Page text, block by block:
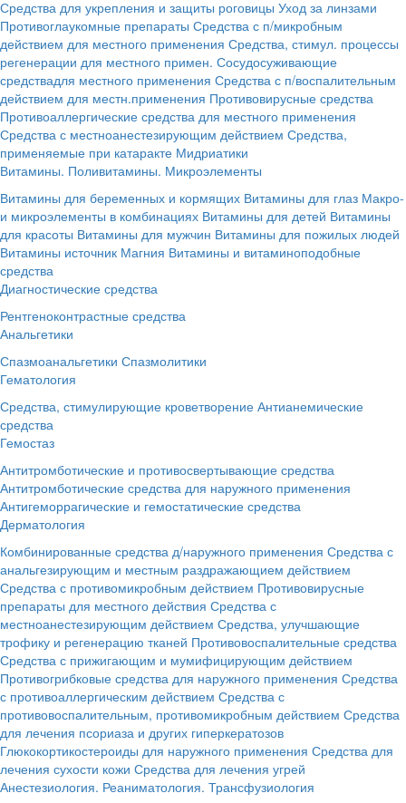
Средства для укрепления и защиты роговицы Уход за линзами
Противоглаукомные препараты Средства с п/микробным
действием для местного применения Средства, стимул. процессы
регенерации для местного примен. Сосудосуживающие
средствадля местного применения Средства с п/воспалительным
действием для местн.применения Противовирусные средства
Противоаллергические средства для местного применения
Средства с местноанестезирующим действием Средства,
применяемые при катаракте Мидриатики
Витамины. Поливитамины. Микроэлементы
Витамины для беременных и кормящих Витамины для глаз Макро-
и микроэлементы в комбинациях Витамины для детей Витамины
для красоты Витамины для мужчин Витамины для пожилых людей
Витамины источник Магния Витамины и витаминоподобные
средства
Диагностические средства
Рентгеноконтрастные средства
Анальгетики
Спазмоанальгетики Спазмолитики
Гематология
Средства, стимулирующие кроветворение Антианемические
средства
Гемостаз
Антитромботические и противосвертывающие средства
Антитромботические средства для наружного применения
Антигеморрагические и гемостатические средства
Дерматология
Комбинированные средства д/наружного применения Средства с
анальгезирующим и местным раздражающием действием
Средства с противомикробным действием Противовирусные
препараты для местного действия Средства с
местноанестезирующим действием Средства, улучшающие
трофику и регенерацию тканей Противовоспалительные средства
Средства с прижигающим и мумифицирующим действием
Противогрибковые средства для наружного применения Средства
с противоаллергическим действием Средства с
противовоспалительным, противомикробным действием Средства
для лечения псориаза и других гиперкератозов
Глюкокортикостероиды для наружного применения Средства для
лечения сухости кожи Средства для лечения угрей
Анестезиология. Реаниматология. Трансфузиология